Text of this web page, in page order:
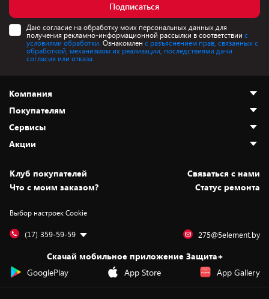
Подписаться
Даю согласие на обработку моих персональных данных для
получения рекламно-информационной рассылки в соответствии с
условиями обработки. Ознакомлен с разъяснением прав, связанных с
обработкой, механизмом их реализации, последствиями дачи
согласия или отказа.
Компания
О нас
Адреса магазинов
Новости
Статьи и обзоры
Вакансии
Дай пять добру!
Покупателям
Как сделать заказ
Оплата и доставка
Безналичный расчёт
Обмен и возврат товара
Обработка персональных данных
Подарочные карты
Сервисы
Установка техники
Для игровых консолей
Для мобильных устройств
Для компьютеров
Сервисные центры
Акции
Скидки и промокоды
Белорусские товары
Бонусы
Оплата частями
Уценка
Клуб покупателей
Cвязаться с нами
Что с моим заказом?
Статус ремонта
Выбор настроек Cookie
(17) 359-59-59 275@5element.by
Скачай мобильное приложение Защита+
GooglePlay
App Store App Gallery